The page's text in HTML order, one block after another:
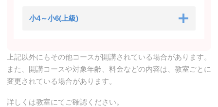
小4～小6(上級)
上記以外にもその他コースが開講されている場合があります。
また、開講コースや対象年齢、料金などの内容は、教室ごとに
変更されている場合があります。
詳しくは教室にてご確認ください。